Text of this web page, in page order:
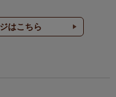
はこちら